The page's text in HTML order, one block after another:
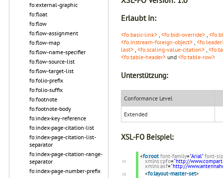
fo:external-graphic
fo:float
fo:flow
fo:flow-assignment
fo:flow-map
fo:flow-name-specifier
fo:flow-source-list
fo:flow-target-list
fo:folio-prefix
fo:folio-suffix
fo:footnote
fo:footnote-body
fo:index-key-reference
fo:index-page-citation-list
fo:index-page-citation-list-
separator
fo:index-page-citation-range-
separator
fo:index-page-number-prefix
Erlaubt in:
<fo:basic-link> , <fo:bidi-override> ,
<fo:instream-foreign-object> ,
last> , <fo:scaling-value-citation> ,
<fo:table-header> und <fo:table-row>
Unterstützung:
Conformance Level
Extended
XSL-FO Beispiel:
<fo:root font-family="Arial" font-
xmlns:cpfo="http://
xmlns:axf="http://
<fo:layout-master-set>